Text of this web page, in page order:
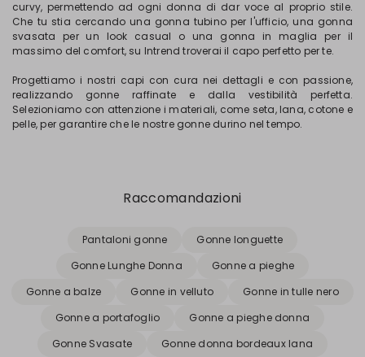
curvy, permettendo ad ogni donna di dar voce al proprio stile.
Che tu stia cercando una gonna tubino per l'ufficio, una gonna
svasata per un look casual o una gonna in maglia per il
massimo del comfort, su Intrend troverai il capo perfetto per te.
Progettiamo i nostri capi con cura nei dettagli e con passione,
realizzando gonne raffinate e dalla vestibilità perfetta.
Selezioniamo con attenzione i materiali, come seta, lana, cotone e
pelle, per garantire che le nostre gonne durino nel tempo.
Raccomandazioni
Pantaloni gonne
Gonne longuette
Gonne Lunghe Donna
Gonne a pieghe
Gonne a balze
Gonne in velluto
Gonne in tulle nero
Gonne a portafoglio
Gonne a pieghe donna
Gonne Svasate
Gonne donna bordeaux lana